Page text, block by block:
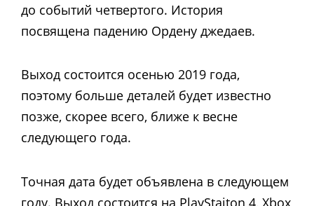
до событий четвертого. История
посвящена падению Ордену джедаев.
Выход состоится осенью 2019 года,
поэтому больше деталей будет известно
позже, скорее всего, ближе к весне
следующего года.
Точная дата будет объявлена в следующем
году. Выход состоится на PlayStaiton 4, Xbox